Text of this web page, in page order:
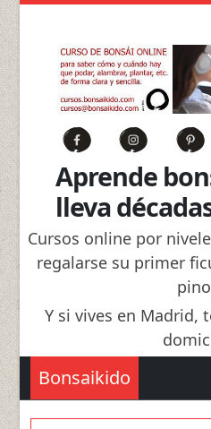
Aprende
lleva
Cursos online por
regalarse su primer
Y si vives en Madrid,
Bonsaikido